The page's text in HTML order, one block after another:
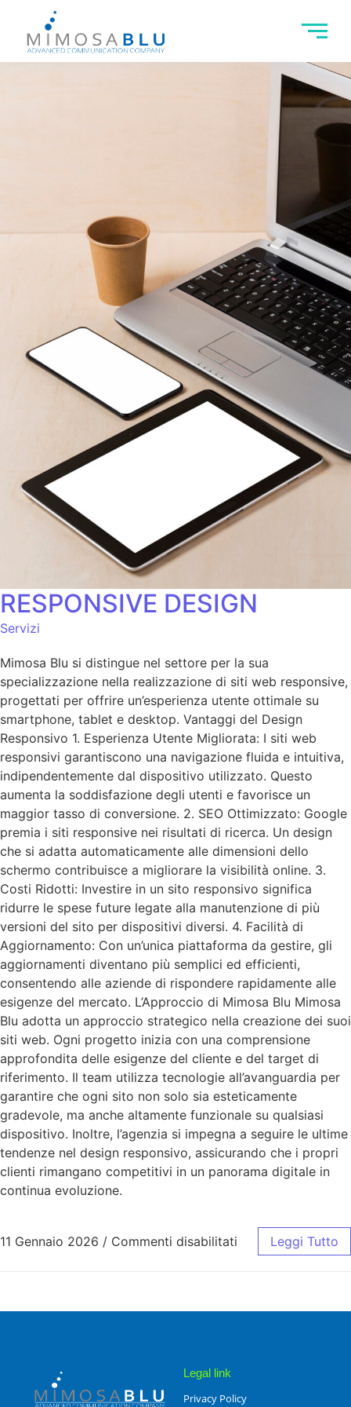
RESPONSIVE DESIGN
Servizi
Mimosa Blu si distingue nel settore per la sua
specializzazione nella realizzazione di siti web responsive,
progettati per offrire un’esperienza utente ottimale su
smartphone, tablet e desktop. Vantaggi del Design
Responsivo 1. Esperienza Utente Migliorata: I siti web
responsivi garantiscono una navigazione fluida e intuitiva,
indipendentemente dal dispositivo utilizzato. Questo
aumenta la soddisfazione degli utenti e favorisce un
maggior tasso di conversione. 2. SEO Ottimizzato: Google
premia i siti responsive nei risultati di ricerca. Un design
che si adatta automaticamente alle dimensioni dello
schermo contribuisce a migliorare la visibilità online. 3.
Costi Ridotti: Investire in un sito responsivo significa
ridurre le spese future legate alla manutenzione di più
versioni del sito per dispositivi diversi. 4. Facilità di
Aggiornamento: Con un’unica piattaforma da gestire, gli
aggiornamenti diventano più semplici ed efficienti,
consentendo alle aziende di rispondere rapidamente alle
esigenze del mercato. L’Approccio di Mimosa Blu Mimosa
Blu adotta un approccio strategico nella creazione dei suoi
siti web. Ogni progetto inizia con una comprensione
approfondita delle esigenze del cliente e del target di
riferimento. Il team utilizza tecnologie all’avanguardia per
garantire che ogni sito non solo sia esteticamente
gradevole, ma anche altamente funzionale su qualsiasi
dispositivo. Inoltre, l’agenzia si impegna a seguire le ultime
tendenze nel design responsivo, assicurando che i propri
clienti rimangano competitivi in un panorama digitale in
continua evoluzione.
11 Gennaio 2026 / Commenti disabilitati Leggi Tutto
Legal link
Privacy Policy